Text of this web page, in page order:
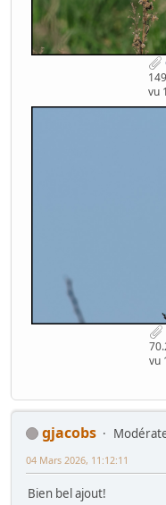
vu
vu
gjacobs
04 Mars 2026, 11:12:11
Bien bel ajout!